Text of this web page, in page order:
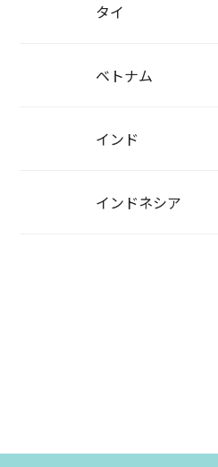
タイ
ベトナム
インド
インドネシア